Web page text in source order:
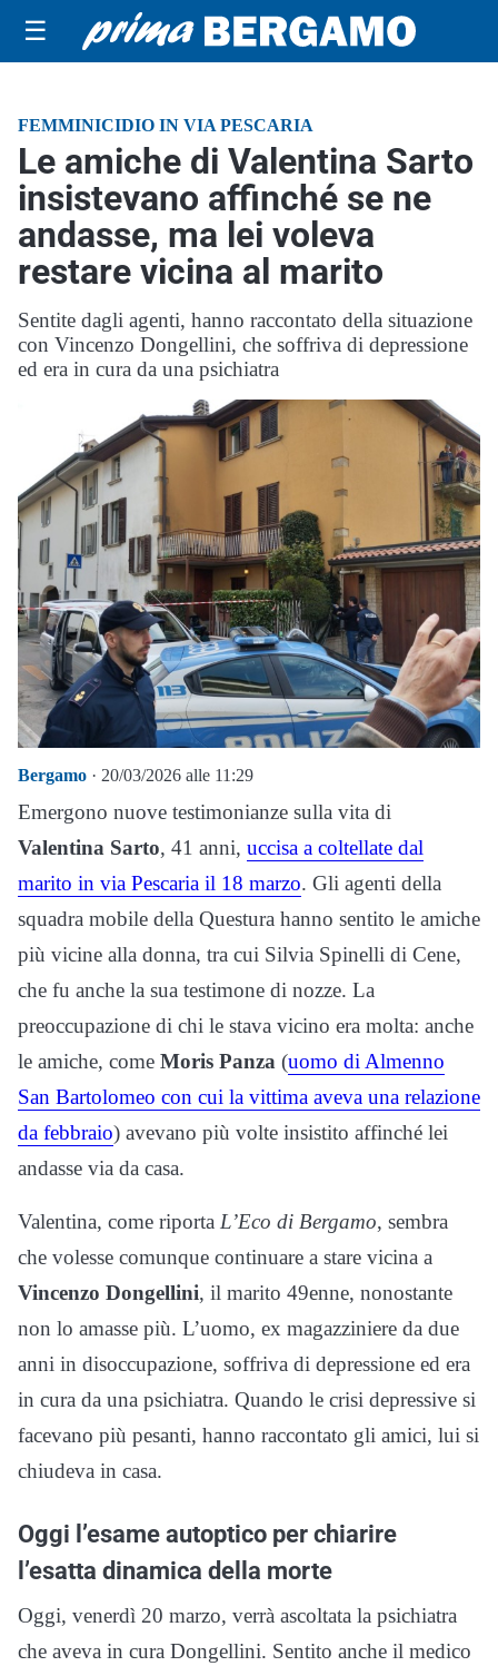
☰
FEMMINICIDIO IN VIA PESCARIA
Le amiche di Valentina Sarto
insistevano affinché se ne
andasse, ma lei voleva
restare vicina al marito
Sentite dagli agenti, hanno raccontato della situazione
con Vincenzo Dongellini, che soffriva di depressione
ed era in cura da una psichiatra
Bergamo · 20/03/2026 alle 11:29
Emergono nuove testimonianze sulla vita di
Valentina Sarto, 41 anni, uccisa a coltellate dal
marito in via Pescaria il 18 marzo. Gli agenti della
squadra mobile della Questura hanno sentito le amiche
più vicine alla donna, tra cui Silvia Spinelli di Cene,
che fu anche la sua testimone di nozze. La
preoccupazione di chi le stava vicino era molta: anche
le amiche, come Moris Panza (uomo di Almenno
San Bartolomeo con cui la vittima aveva una relazione
da febbraio) avevano più volte insistito affinché lei
andasse via da casa.
Valentina, come riporta L’Eco di Bergamo, sembra
che volesse comunque continuare a stare vicina a
Vincenzo Dongellini, il marito 49enne, nonostante
non lo amasse più. L’uomo, ex magazziniere da due
anni in disoccupazione, soffriva di depressione ed era
in cura da una psichiatra. Quando le crisi depressive si
facevano più pesanti, hanno raccontato gli amici, lui si
chiudeva in casa.
Oggi l’esame autoptico per chiarire
l’esatta dinamica della morte
Oggi, venerdì 20 marzo, verrà ascoltata la psichiatra
che aveva in cura Dongellini. Sentito anche il medico